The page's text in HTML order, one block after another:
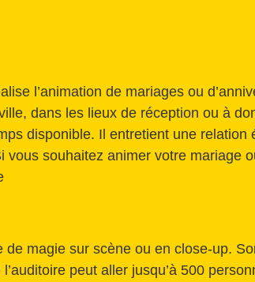
l’animation de mariages ou
dans les lieux de réception ou à
disponible. Il entretient une relation
souhaitez animer votre mariage
magie sur scène ou en close-up.
peut aller jusqu’à 500